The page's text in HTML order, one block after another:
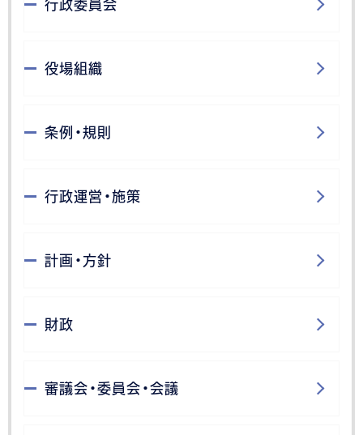
行政委員会
役場組織
条例・規則
行政運営・施策
計画・方針
財政
審議会・委員会・会議